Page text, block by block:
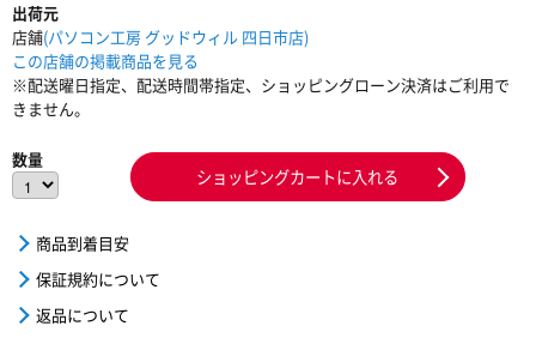
出荷元
店舗(パソコン工房 グッドウィル 四日市店)
この店舗の掲載商品を見る
※配送曜日指定、配送時間帯指定、ショッピングローン決済はご利用で
きません。
数量
ショッピングカートに入れる
商品到着目安
保証規約について
返品について